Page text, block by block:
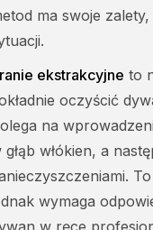
ma swoje
ekstrakcyjne to
oczyścić
na
głąb włókien, a
wymaga
w ręce